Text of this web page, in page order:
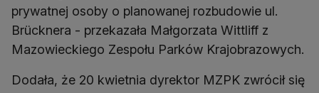
prywatnej osoby o planowanej rozbudowie ul.
Brücknera - przekazała Małgorzata Wittliff z
Mazowieckiego Zespołu Parków Krajobrazowych.
Dodała, że 20 kwietnia dyrektor MZPK zwrócił się